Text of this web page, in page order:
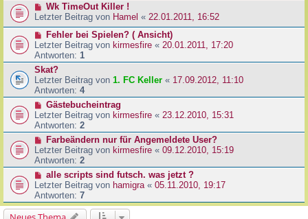
Wk TimeOut Killer !
Letzter Beitrag von Hamel « 22.01.2011, 16:52
Fehler bei Spielen? ( Ansicht)
Letzter Beitrag von kirmesfire « 20.01.2011, 17:20
Antworten: 1
Skat?
Letzter Beitrag von 1. FC Keller « 17.09.2012, 11:10
Antworten: 4
Gästebucheintrag
Letzter Beitrag von kirmesfire « 23.12.2010, 15:31
Antworten: 2
Farbeändern nur für Angemeldete User?
Letzter Beitrag von kirmesfire « 09.12.2010, 15:19
Antworten: 2
alle scripts sind futsch. was jetzt ?
Letzter Beitrag von hamigra « 05.11.2010, 19:17
Antworten: 7